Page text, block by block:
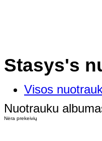
Stasys's
Visos
Nuotrauku
Nėra prekeivių